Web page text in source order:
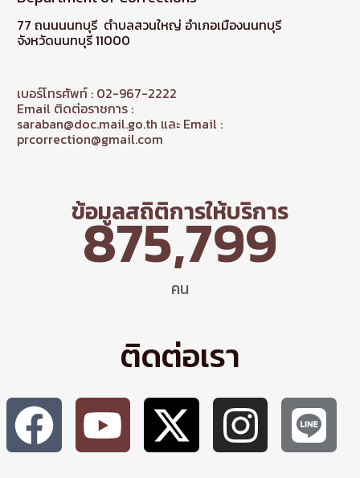
77 ถนนนนทบุรี ตำบลสวนใหญ่ อำเภอเมืองนนทบุรี
จังหวัดนนทบุรี 11000
เบอร์โทรศัพท์ : 02-967-2222
Email ติดต่อราชการ :
saraban@doc.mail.go.th และ Email :
prcorrection@gmail.com
ข้อมูลสถิติการให้บริการ
คน
875,799
ติดต่อเรา